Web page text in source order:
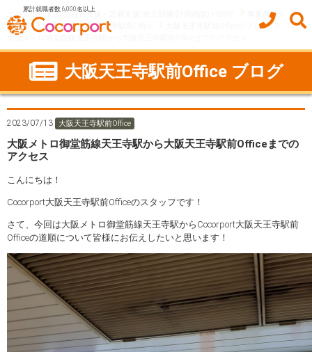
累計就職者数 6,000名以上
ココルポート(就労移行支援・定着支援/自立訓練/計画相談) HOME
事業所紹介
大阪府
大阪市 大阪天王寺駅前Office
大阪天王寺駅前Officeのブログ
大阪メトロ御堂筋線天王寺駅から大阪天王寺駅前Officeまでのアクセス
大阪天王寺駅前Office ブログ
2023/07/13 大阪天王寺駅前Office
大阪メトロ御堂筋線天王寺駅から大阪天王寺駅前Officeまでの
アクセス
こんにちは！
Cocorport大阪天王寺駅前Officeのスタッフです！
さて、今回は大阪メトロ御堂筋線天王寺駅からCocorport大阪天王寺駅前
Officeの道順について皆様にお伝えしたいと思います！